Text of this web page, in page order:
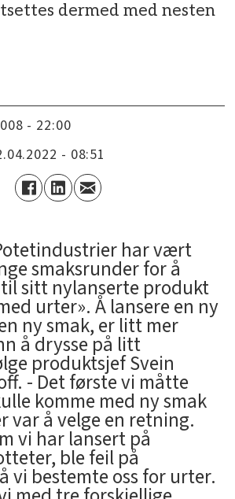
dermed med nesten
- 22:00
- 08:51
har vært
smaksrunder for å
sitt nylanserte produkt
urter». Å lansere en ny
ny smak, er litt mer
å drysse på litt
produktsjef Svein
- Det første vi måtte
komme med ny smak
var å velge en retning.
vi har lansert på
ble feil på
vi bestemte oss for urter.